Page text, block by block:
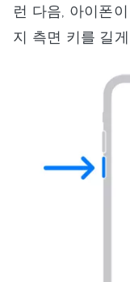
런 다음, 아이폰
지 측면 키를 길